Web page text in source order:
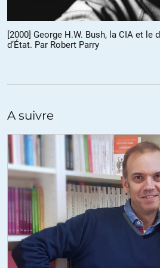
ALERTER
Denis Monod-Broca
Que cette comparaison est juste entre la
que la violence peut être vaincue par la
C’était 3 mois après la catastrophe de
https://fr.m.wikipedia.org/wiki/
+4 ALERTER
Chris//14.01.2019 à 12h49
Dom Helder Camara (1909-1999),
défenseur actif des plus pauvres, le dit
[2000] George H.W. Bush, la CIA et
d’État. Par Robert Parry
A suivre